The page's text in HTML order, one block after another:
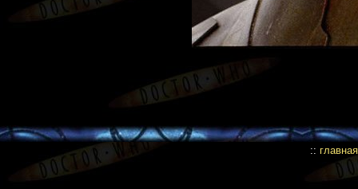
:: главная